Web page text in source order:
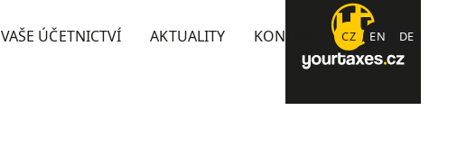
VAŠE ÚČETNICTVÍ AKTUALITY KONTAKT CZ EN DE